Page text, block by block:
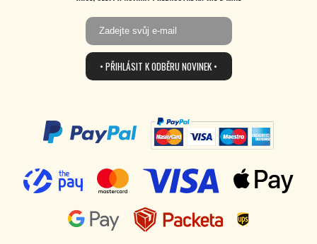
• PŘIHLÁSIT K ODBĚRU NOVINEK •